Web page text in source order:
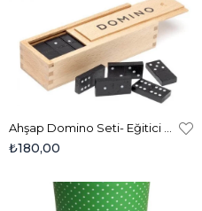
₺180,00